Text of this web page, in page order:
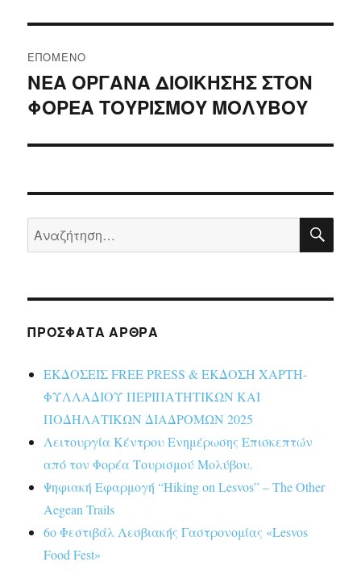
ΕΠΌΜΕΝΟ
Επόμενο
άρθρο:
ΝΕΑ ΟΡΓΑΝΑ ΔΙΟΙΚΗΣΗΣ ΣΤΟΝ
ΦΟΡΕΑ ΤΟΥΡΙΣΜΟΥ ΜΟΛΥΒΟΥ
Αναζήτηση
για:
ΠΡΌΣΦΑΤΑ ΆΡΘΡΑ
ΕΚΔΟΣΕΙΣ FREE PRESS & ΕΚΔΟΣΗ ΧΑΡΤΗ-
ΦΥΛΛΑΔΙΟΥ ΠΕΡΙΠΑΤΗΤΙΚΩΝ ΚΑΙ
ΠΟΔΗΛΑΤΙΚΩΝ ΔΙΑΔΡΟΜΩΝ 2025
Λειτουργία Κέντρου Ενημέρωσης Επισκεπτών
από τον Φορέα Τουρισμού Μολύβου.
Ψηφιακή Εφαρμογή “Hiking on Lesvos” – The Other
Aegean Trails
6ο Φεστιβάλ Λεσβιακής Γαστρονομίας «Lesvos
Food Fest»